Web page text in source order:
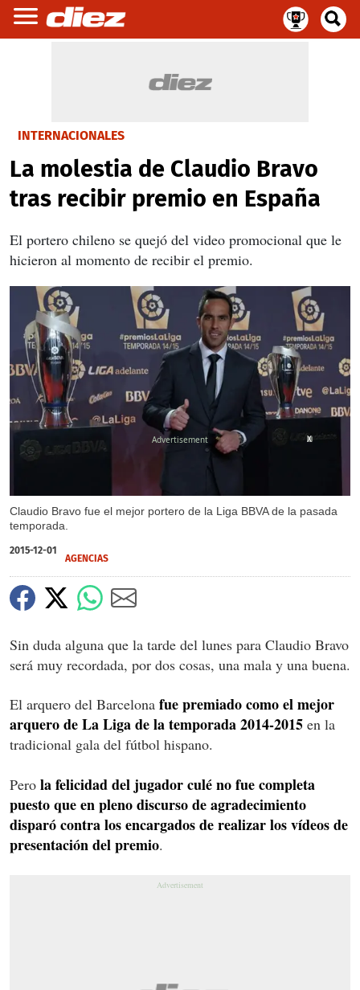
INTERNACIONALES
La molestia de Claudio Bravo
tras recibir premio en España
El portero chileno se quejó del video promocional que le
hicieron al momento de recibir el premio.
Claudio Bravo fue el mejor portero de la Liga BBVA de la pasada
temporada.
X
2015-12-01
AGENCIAS
Sin duda alguna que la tarde del lunes para Claudio Bravo
será muy recordada, por dos cosas, una mala y una buena.
El arquero del Barcelona fue premiado como el mejor
arquero de La Liga de la temporada 2014-2015 en la
tradicional gala del fútbol hispano.
Pero la felicidad del jugador culé no fue completa
puesto que en pleno discurso de agradecimiento
disparó contra los encargados de realizar los vídeos de
presentación del premio.